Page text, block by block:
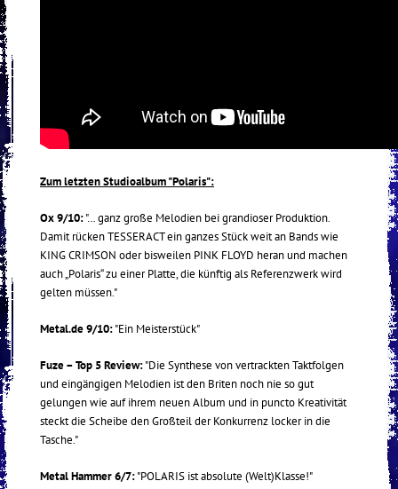
Zum letzten Studioalbum "Polaris":
Ox 9/10:"… ganz große Melodien bei grandioser Produktion.
Damit rücken TESSERACT ein ganzes Stück weit an Bands wie
KING CRIMSON oder bisweilen PINK FLOYD heran und machen
auch „Polaris“ zu einer Platte, die künftig als Referenzwerk wird
gelten müssen."
Metal.de 9/10:"Ein Meisterstück"
Fuze – Top 5 Review:"Die Synthese von vertrackten Taktfolgen
und eingängigen Melodien ist den Briten noch nie so gut
gelungen wie auf ihrem neuen Album und in puncto Kreativität
steckt die Scheibe den Großteil der Konkurrenz locker in die
Tasche."
Metal Hammer 6/7:"POLARIS ist absolute (Welt)Klasse!"